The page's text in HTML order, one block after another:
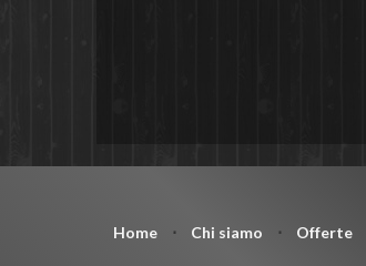
Home ⋅ Chi siamo ⋅ Offerte